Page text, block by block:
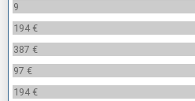
9
194 €
387 €
97 €
194 €